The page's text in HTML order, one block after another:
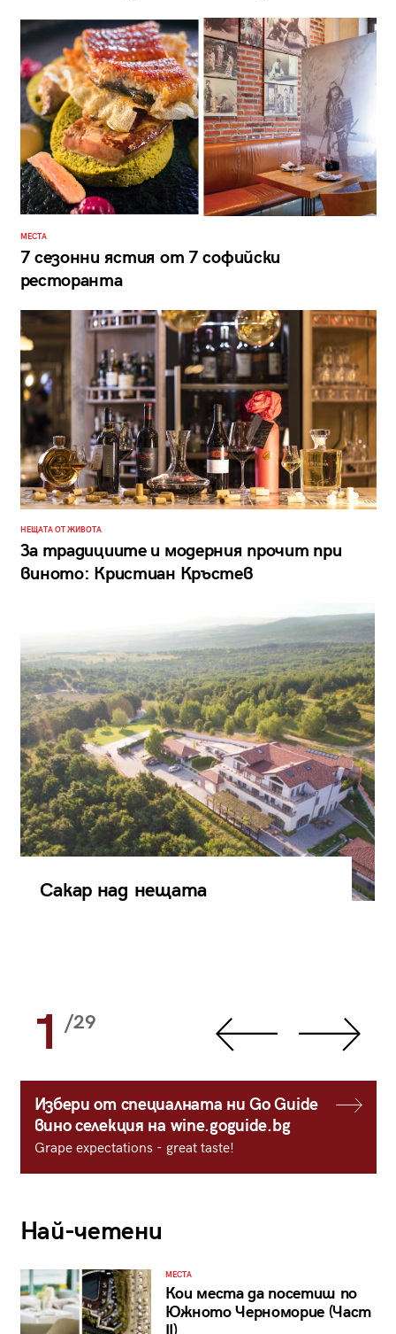
МЕСТА
7 сезонни ястия от 7 софийски
ресторанта
НЕЩАТА ОТ ЖИВОТА
За традициите и модерния прочит при
виното: Кристиан Кръстев
Сакар над нещата
1 /29
Избери от специалната ни Go Guide
вино селекция на wine.goguide.bg
Grape expectations - great taste!
Най-четени
МЕСТА
Кои места да посетиш по
Южното Черноморие (Част